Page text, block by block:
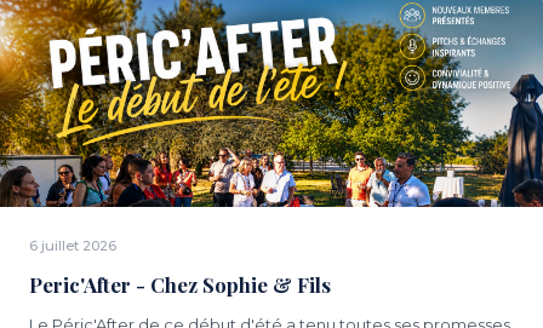
6 juillet 2026
Peric'After - Chez Sophie & Fils